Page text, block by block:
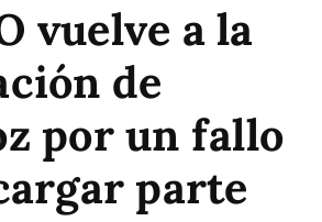
vuelve a la
de
por un fallo
parte